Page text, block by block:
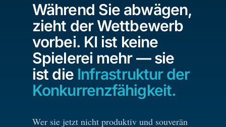
Während Sie abwägen,
zieht der Wettbewerb
vorbei. KI ist keine
Spielerei mehr — sie
ist die Infrastruktur der
Konkurrenzfähigkeit.
Wer sie jetzt nicht produktiv und souverän